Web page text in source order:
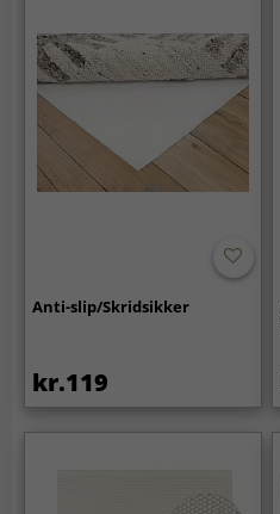
Anti-slip/Skridsikker
kr.119